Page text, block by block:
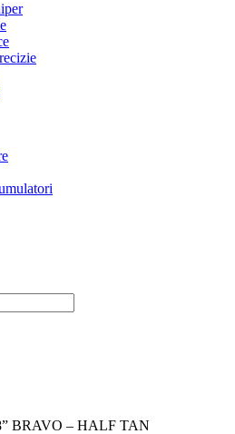
BRAVO – HALF TAN